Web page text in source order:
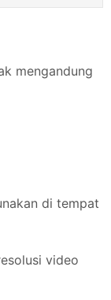
mengandung
di tempat
video